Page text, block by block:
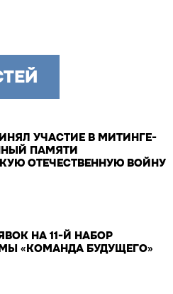
УЧАСТИЕ В МИТИНГЕ-
ПАМЯТИ
ОТЕЧЕСТВЕННУЮ ВОЙНУ
НА 11-Й НАБОР
«КОМАНДА БУДУЩЕГО»